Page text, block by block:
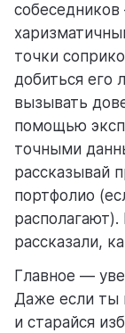
точки
добиться его
вызывать
помощью
точными
рассказывай
портфолио
рассказали,
Главное —
Даже если ты
и старайся